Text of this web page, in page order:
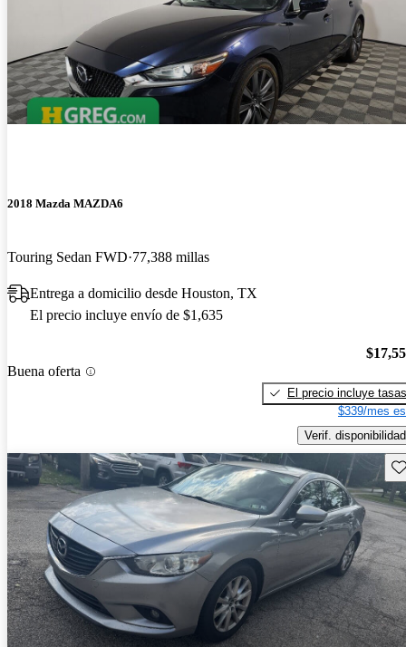
2018 Mazda MAZDA6
Touring Sedan FWD 77,388 millas
Entrega a domicilio desde Houston, TX
El precio incluye envío de $1,635
Buena oferta
El precio incluye tasas
$339/mes
Verif. disponibilidad